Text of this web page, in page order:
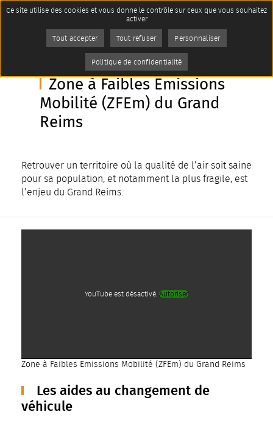
Accueil
Transition écologique
Page active :
Zone à Faibles Emissions
Mobilité (ZFEm) du Grand Reims
Imprimer
AddToAny (share) est désactivé.
Zone à Faibles Emissions
Mobilité (ZFEm) du Grand
Reims
Retrouver un territoire où la qualité de l’air soit saine
pour sa population, et notamment la plus fragile, est
l’enjeu du Grand Reims.
YouTube est désactivé. Autoriser
Zone à Faibles Emissions Mobilité (ZFEm) du Grand Reims
Les aides au changement de
véhicule
Panneau de gestion des cookies
Ce site utilise des cookies et vous donne le contrôle sur ceux que vous souhaitez
activer
Tout accepter Tout refuser Personnaliser
Politique de confidentialité